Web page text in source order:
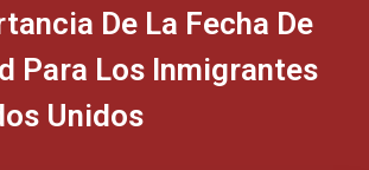
De La Fecha De
Para Los Inmigrantes
Unidos